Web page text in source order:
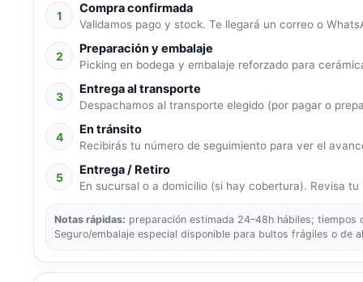
1 Compra confirmada
Validamos pago y stock. Te llegará un correo o
2 Preparación y embalaje
Picking en bodega y embalaje reforzado para
3 Entrega al transporte
Despachamos al transporte elegido (por pagar o
4 En tránsito
Recibirás tu número de seguimiento para ver el
5 Entrega / Retiro
En sucursal o a domicilio (si hay cobertura). Revisa
Notas rápidas: preparación estimada 24–48h hábiles;
Seguro/embalaje especial disponible para bultos frágiles o de